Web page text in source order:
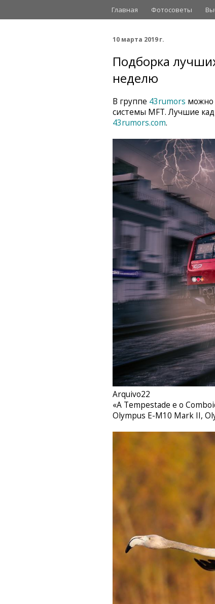
Главная Фотосоветы
10 марта 2019 г.
Подборка
неделю
В группе 43rumors можно
системы MFT. Лучшие
43rumors.com.
Arquivo22
«A Tempestade e o
Olympus E-M10 Mark II,